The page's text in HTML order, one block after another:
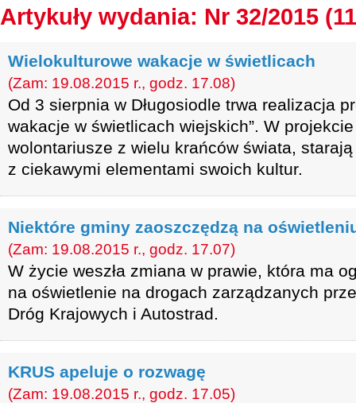
Artykuły wydania: Nr 32/2015
Wielokulturowe wakacje w świetlicach
(Zam: 19.08.2015 r., godz. 17.08)
Od 3 sierpnia w Długosiodle trwa realizacja
wakacje w świetlicach wiejskich”. W projekcie
wolontariusze z wielu krańców świata,
z ciekawymi elementami swoich kultur.
Niektóre gminy zaoszczędzą na
(Zam: 19.08.2015 r., godz. 17.07)
W życie weszła zmiana w prawie, która ma
na oświetlenie na drogach zarządzanych
Dróg Krajowych i Autostrad.
KRUS apeluje o rozwagę
(Zam: 19.08.2015 r., godz. 17.05)